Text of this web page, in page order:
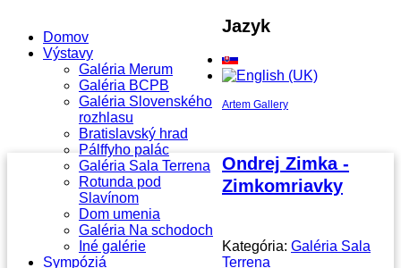
Domov
Výstavy
Galéria Merum
Galéria BCPB
Galéria Slovenského
rozhlasu
Bratislavský hrad
Pálffyho palác
Galéria Sala Terrena
Rotunda pod
Slavínom
Dom umenia
Galéria Na schodoch
Iné galérie
Sympóziá
Jazyk
Artem Gallery
Ondrej Zimka -
Zimkomriavky
Kategória: Galéria Sala
Terrena